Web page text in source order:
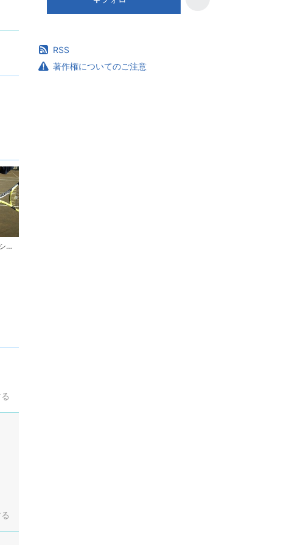
テニス：スマッシュでケガをしないために
RSS
著作権についてのご注意